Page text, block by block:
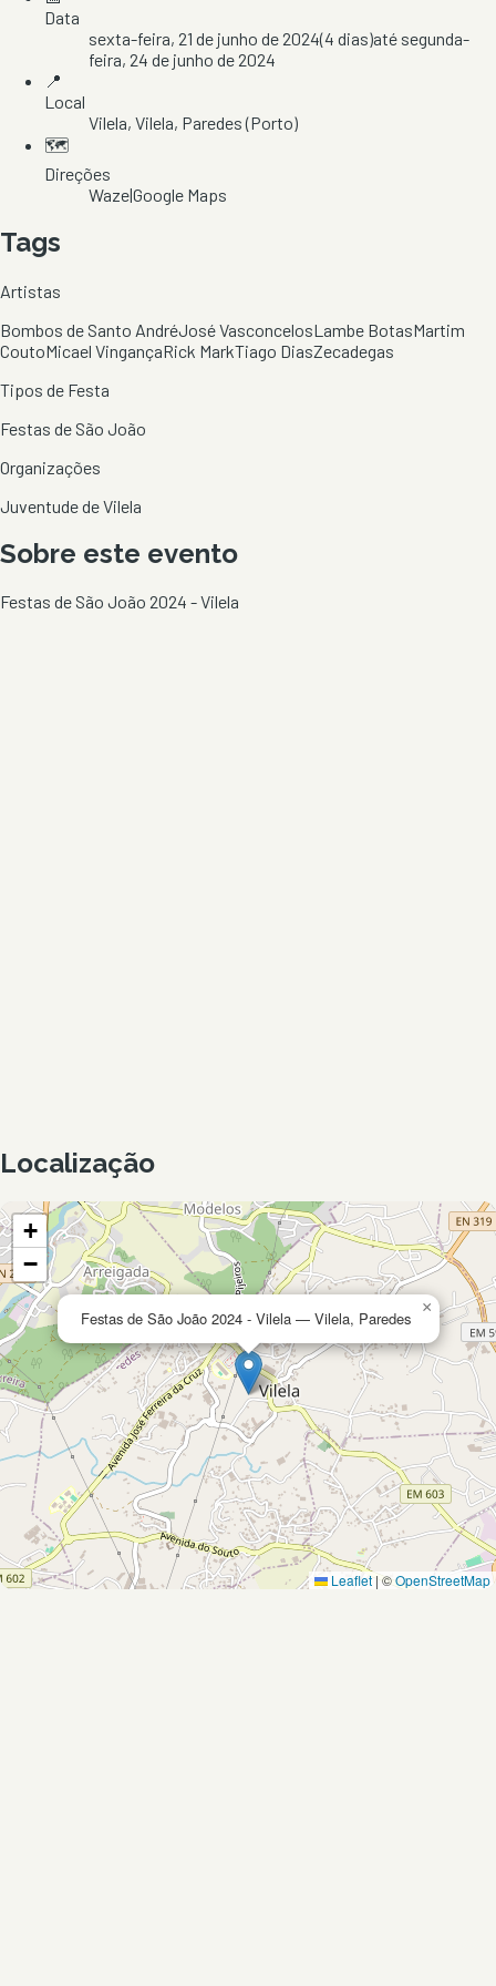
Data
sexta-feira, 21 de junho de 2024(4 dias)até segunda-
feira, 24 de junho de 2024
📍
Local
Vilela, Vilela, Paredes(Porto)
🗺️
Direções
Waze|Google Maps
Tags
Artistas
Bombos de Santo AndréJosé VasconcelosLambe BotasMartim
CoutoMicael VingançaRick MarkTiago DiasZecadegas
Tipos de Festa
Festas de São João
Organizações
Juventude de Vilela
Sobre este evento
Festas de São João 2024 - Vilela
Localização
Festas de São João 2024 - Vilela — Vilela, Paredes
×
+
−
Leaflet |©OpenStreetMap